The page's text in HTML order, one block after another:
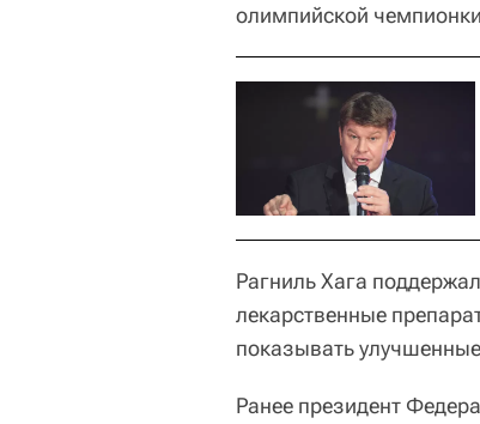
олимпийской
Рагниль Хага
лекарственные
показывать
Ранее президент